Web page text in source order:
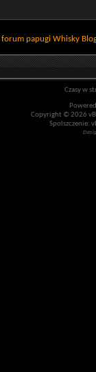
forum papugi Whisky
Czasy w
Copyright © 2026
Spolszczenie: